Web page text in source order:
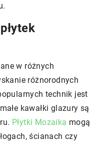
w różnych
różnorodnych
technik jest
kawałki glazury są
Płytki Mozaika mogą
ścianach czy